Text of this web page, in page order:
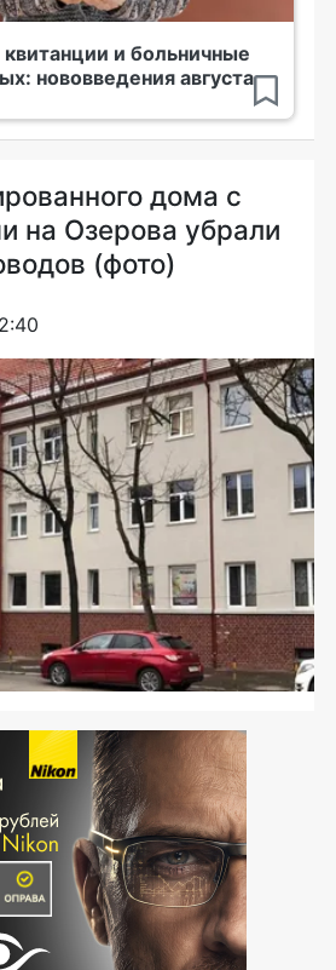
и больничные
нововведения августа
дома с
на Озерова убрали
(фото)